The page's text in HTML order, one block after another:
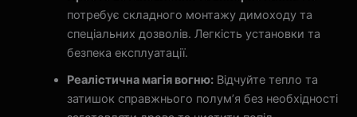
потребує складного монтажу димоходу та
спеціальних дозволів. Легкість установки та
безпека експлуатації.
Реалістична магія вогню:Відчуйте тепло та
затишок справжнього полум’я без необхідності